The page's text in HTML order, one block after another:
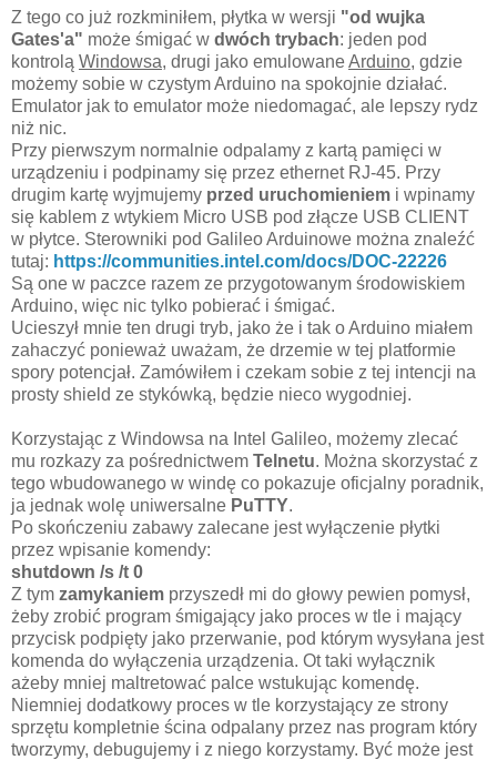
Z tego co już rozkminiłem, płytka w wersji "od wujka
Gates'a" może śmigać w dwóch trybach: jeden pod
kontrolą Windowsa, drugi jako emulowaneArduino, gdzie
możemy sobie w czystym Arduino na spokojnie działać.
Emulator jak to emulator może niedomagać, ale lepszy rydz
niż nic.
Przy pierwszym normalnie odpalamy z kartą pamięci w
urządzeniu i podpinamy się przez ethernet RJ-45. Przy
drugim kartę wyjmujemy przed uruchomieniem i wpinamy
się kablem z wtykiem Micro USB pod złącze USB CLIENT
w płytce. Sterowniki pod Galileo Arduinowe można znaleźć
tutaj: https://communities.intel.com/docs/DOC-22226
Są one w paczce razem ze przygotowanym środowiskiem
Arduino, więc nic tylko pobierać i śmigać.
Ucieszył mnie ten drugi tryb, jako że i tak o Arduino miałem
zahaczyć ponieważ uważam, że drzemie w tej platformie
spory potencjał. Zamówiłem i czekam sobie z tej intencji na
prosty shield ze stykówką, będzie nieco wygodniej.
Korzystając z Windowsa na Intel Galileo, możemy zlecać
mu rozkazy za pośrednictwem Telnetu. Można skorzystać z
tego wbudowanego w windę co pokazuje oficjalny poradnik,
ja jednak wolę uniwersalne PuTTY.
Po skończeniu zabawy zalecane jest wyłączenie płytki
przez wpisanie komendy:
shutdown /s /t 0
Z tym zamykaniem przyszedł mi do głowy pewien pomysł,
żeby zrobić program śmigający jako proces w tle i mający
przycisk podpięty jako przerwanie, pod którym wysyłana jest
komenda do wyłączenia urządzenia. Ot taki wyłącznik
ażeby mniej maltretować palce wstukując komendę.
Niemniej dodatkowy proces w tle korzystający ze strony
sprzętu kompletnie ścina odpalany przez nas program który
tworzymy, debugujemy i z niego korzystamy. Być może jest